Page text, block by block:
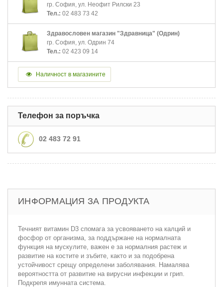
гр. София, ул. Неофит Рилски 23
Тел.: 02 483 73 42
Здравословен магазин "Здравница" (Одрин)
гр. София, ул. Одрин 74
Тел.: 02 423 09 14
Наличност в магазините
Телефон за поръчка
02 483 72 91
ИНФОРМАЦИЯ ЗА ПРОДУКТА
Течният витамин D3 спомага за усвояването на калций и
фосфор от организма, за поддържане на нормалната
функция на мускулите, важен е за нормалния растеж и
развитие на костите и зъбите, както и за подобрена
устойчивост срещу определени заболявания. Намалява
вероятността от развитие на вирусни инфекции и грип.
Подкрепя имунната система.